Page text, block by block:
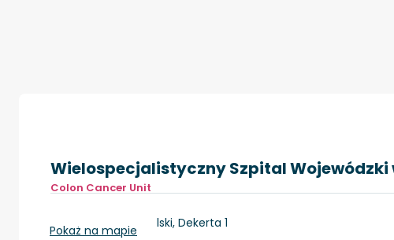
Wielospecjalistyczny Szpital Wojewódzki
Colon Cancer Unit
Gorzów Wielkopolski, Dekerta 1
Pokaż na mapie